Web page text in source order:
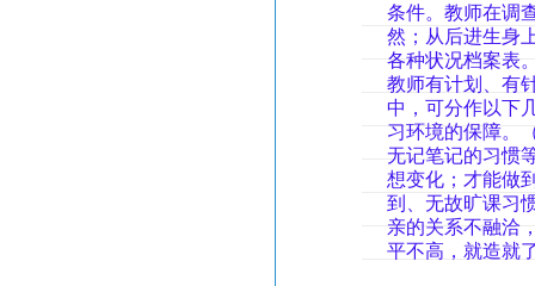
条件。教师在调
然；从后进生身
各种状况档案表
教师有计划、有
中，可分作以下
习环境的保障。
无记笔记的习惯
想变化；才能做
到、无故旷课习
亲的关系不融洽
平不高，就造就